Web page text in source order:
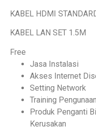
KABEL HDMI
KABEL LAN SET 1.5M
Free
Jasa Instalasi
Akses Internet
Setting Network
Training
Produk Penganti
Kerusakan